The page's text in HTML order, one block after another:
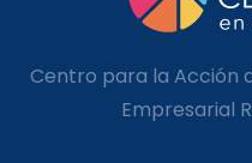
Centro para la Acción
Empresarial